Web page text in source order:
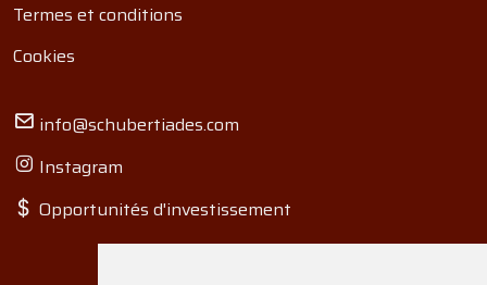
Termes et conditions
Cookies
info@schubertiades.com
Instagram
Opportunités d'investissement